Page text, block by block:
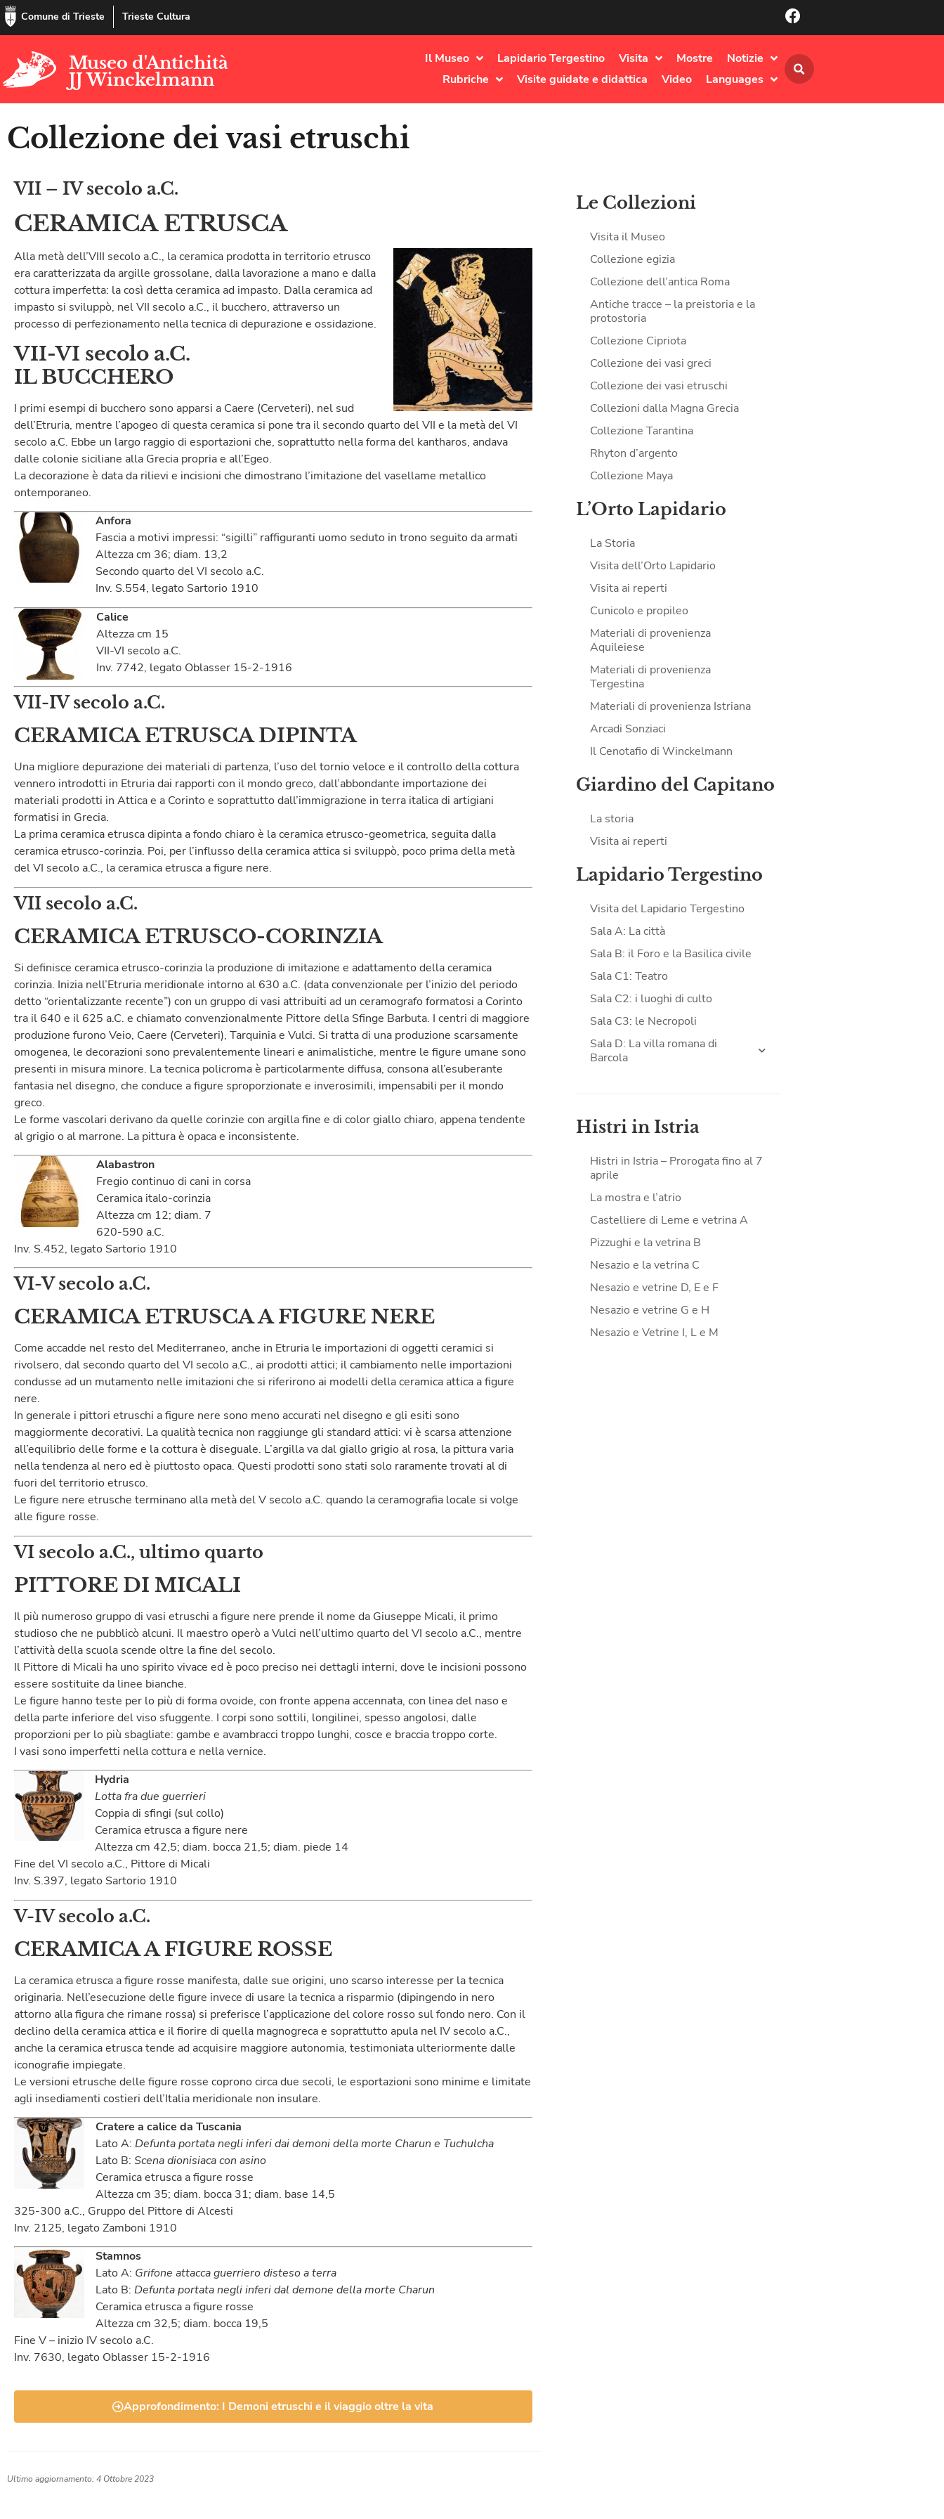
Comune di Trieste Trieste Cultura
Museo d'Antichità
JJ Winckelmann
Il Museo Lapidario Tergestino Visita Mostre
Notizie
Rubriche
Visite guidate e didattica Video Languages
Collezione dei vasi etruschi
VII – IV secolo a.C.
CERAMICA ETRUSCA
Alla metà dell’VIII secolo a.C., la ceramica prodotta in territorio etrusco
era caratterizzata da argille grossolane, dalla lavorazione a mano e dalla
cottura imperfetta: la così detta ceramica ad impasto. Dalla ceramica ad
impasto si sviluppò, nel VII secolo a.C., il bucchero, attraverso un
processo di perfezionamento nella tecnica di depurazione e ossidazione.
VII-VI secolo a.C.
IL BUCCHERO
I primi esempi di bucchero sono apparsi a Caere (Cerveteri), nel sud
dell’Etruria, mentre l’apogeo di questa ceramica si pone tra il secondo quarto del VII e la metà del VI
secolo a.C. Ebbe un largo raggio di esportazioni che, soprattutto nella forma del kantharos, andava
dalle colonie siciliane alla Grecia propria e all’Egeo.
La decorazione è data da rilievi e incisioni che dimostrano l’imitazione del vasellame metallico
ontemporaneo.
Anfora
Fascia a motivi impressi: “sigilli” raffiguranti uomo seduto in trono seguito da armati
Altezza cm 36; diam. 13,2
Secondo quarto del VI secolo a.C.
Inv. S.554, legato Sartorio 1910
Calice
Altezza cm 15
VII-VI secolo a.C.
Inv. 7742, legato Oblasser 15-2-1916
VII-IV secolo a.C.
CERAMICA ETRUSCA DIPINTA
Una migliore depurazione dei materiali di partenza, l’uso del tornio veloce e il controllo della cottura
vennero introdotti in Etruria dai rapporti con il mondo greco, dall’abbondante importazione dei
materiali prodotti in Attica e a Corinto e soprattutto dall’immigrazione in terra italica di artigiani
formatisi in Grecia.
La prima ceramica etrusca dipinta a fondo chiaro è la ceramica etrusco-geometrica, seguita dalla
ceramica etrusco-corinzia. Poi, per l’influsso della ceramica attica si sviluppò, poco prima della metà
del VI secolo a.C., la ceramica etrusca a figure nere.
VII secolo a.C.
CERAMICA ETRUSCO-CORINZIA
Si definisce ceramica etrusco-corinzia la produzione di imitazione e adattamento della ceramica
corinzia. Inizia nell’Etruria meridionale intorno al 630 a.C. (data convenzionale per l’inizio del periodo
detto “orientalizzante recente”) con un gruppo di vasi attribuiti ad un ceramografo formatosi a Corinto
tra il 640 e il 625 a.C. e chiamato convenzionalmente Pittore della Sfinge Barbuta. I centri di maggiore
produzione furono Veio, Caere (Cerveteri), Tarquinia e Vulci. Si tratta di una produzione scarsamente
omogenea, le decorazioni sono prevalentemente lineari e animalistiche, mentre le figure umane sono
presenti in misura minore. La tecnica policroma è particolarmente diffusa, consona all’esuberante
fantasia nel disegno, che conduce a figure sproporzionate e inverosimili, impensabili per il mondo
greco.
Le forme vascolari derivano da quelle corinzie con argilla fine e di color giallo chiaro, appena tendente
al grigio o al marrone. La pittura è opaca e inconsistente.
Alabastron
Fregio continuo di cani in corsa
Ceramica italo-corinzia
Altezza cm 12; diam. 7
620-590 a.C.
Inv. S.452, legato Sartorio 1910
VI-V secolo a.C.
CERAMICA ETRUSCA A FIGURE NERE
Come accadde nel resto del Mediterraneo, anche in Etruria le importazioni di oggetti ceramici si
rivolsero, dal secondo quarto del VI secolo a.C., ai prodotti attici; il cambiamento nelle importazioni
condusse ad un mutamento nelle imitazioni che si riferirono ai modelli della ceramica attica a figure
nere.
In generale i pittori etruschi a figure nere sono meno accurati nel disegno e gli esiti sono
maggiormente decorativi. La qualità tecnica non raggiunge gli standard attici: vi è scarsa attenzione
all’equilibrio delle forme e la cottura è diseguale. L’argilla va dal giallo grigio al rosa, la pittura varia
nella tendenza al nero ed è piuttosto opaca. Questi prodotti sono stati solo raramente trovati al di
fuori del territorio etrusco.
Le figure nere etrusche terminano alla metà del V secolo a.C. quando la ceramografia locale si volge
alle figure rosse.
VI secolo a.C., ultimo quarto
PITTORE DI MICALI
Il più numeroso gruppo di vasi etruschi a figure nere prende il nome da Giuseppe Micali, il primo
studioso che ne pubblicò alcuni. Il maestro operò a Vulci nell’ultimo quarto del VI secolo a.C., mentre
l’attività della scuola scende oltre la fine del secolo.
Il Pittore di Micali ha uno spirito vivace ed è poco preciso nei dettagli interni, dove le incisioni possono
essere sostituite da linee bianche.
Le figure hanno teste per lo più di forma ovoide, con fronte appena accennata, con linea del naso e
della parte inferiore del viso sfuggente. I corpi sono sottili, longilinei, spesso angolosi, dalle
proporzioni per lo più sbagliate: gambe e avambracci troppo lunghi, cosce e braccia troppo corte.
I vasi sono imperfetti nella cottura e nella vernice.
Hydria
Lotta fra due guerrieri
Coppia di sfingi (sul collo)
Ceramica etrusca a figure nere
Altezza cm 42,5; diam. bocca 21,5; diam. piede 14
Fine del VI secolo a.C., Pittore di Micali
Inv. S.397, legato Sartorio 1910
V-IV secolo a.C.
CERAMICA A FIGURE ROSSE
La ceramica etrusca a figure rosse manifesta, dalle sue origini, uno scarso interesse per la tecnica
originaria. Nell’esecuzione delle figure invece di usare la tecnica a risparmio (dipingendo in nero
attorno alla figura che rimane rossa) si preferisce l’applicazione del colore rosso sul fondo nero. Con il
declino della ceramica attica e il fiorire di quella magnogreca e soprattutto apula nel IV secolo a.C.,
anche la ceramica etrusca tende ad acquisire maggiore autonomia, testimoniata ulteriormente dalle
iconografie impiegate.
Le versioni etrusche delle figure rosse coprono circa due secoli, le esportazioni sono minime e limitate
agli insediamenti costieri dell’Italia meridionale non insulare.
Cratere a calice da Tuscania
Lato A: Defunta portata negli inferi dai demoni della morte Charun e Tuchulcha
Lato B: Scena dionisiaca con asino
Ceramica etrusca a figure rosse
Altezza cm 35; diam. bocca 31; diam. base 14,5
325-300 a.C., Gruppo del Pittore di Alcesti
Inv. 2125, legato Zamboni 1910
Stamnos
Lato A: Grifone attacca guerriero disteso a terra
Lato B: Defunta portata negli inferi dal demone della morte Charun
Ceramica etrusca a figure rosse
Altezza cm 32,5; diam. bocca 19,5
Fine V – inizio IV secolo a.C.
Inv. 7630, legato Oblasser 15-2-1916
Approfondimento: I Demoni etruschi e il viaggio oltre la vita
Ultimo aggiornamento: 4 Ottobre 2023
Le Collezioni
Visita il Museo
Collezione egizia
Collezione dell’antica Roma
Antiche tracce – la preistoria e la
protostoria
Collezione Cipriota
Collezione dei vasi greci
Collezione dei vasi etruschi
Collezioni dalla Magna Grecia
Collezione Tarantina
Rhyton d’argento
Collezione Maya
L’Orto Lapidario
La Storia
Visita dell’Orto Lapidario
Visita ai reperti
Cunicolo e propileo
Materiali di provenienza
Aquileiese
Materiali di provenienza
Tergestina
Materiali di provenienza Istriana
Arcadi Sonziaci
Il Cenotafio di Winckelmann
Giardino del Capitano
La storia
Visita ai reperti
Lapidario Tergestino
Visita del Lapidario Tergestino
Sala A: La città
Sala B: il Foro e la Basilica civile
Sala C1: Teatro
Sala C2: i luoghi di culto
Sala C3: le Necropoli
Sala D: La villa romana di
Barcola
Histri in Istria
Histri in Istria – Prorogata fino al 7
aprile
La mostra e l’atrio
Castelliere di Leme e vetrina A
Pizzughi e la vetrina B
Nesazio e la vetrina C
Nesazio e vetrine D, E e F
Nesazio e vetrine G e H
Nesazio e Vetrine I, L e M